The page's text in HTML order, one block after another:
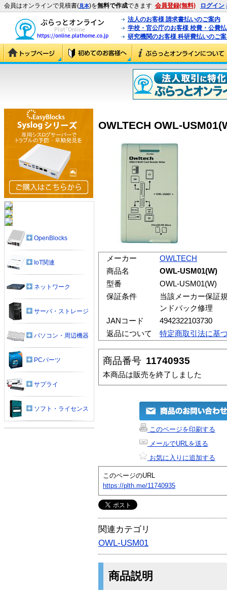
会員はオンラインで見積書(見本)を無料で作成できます 会員登録(無料) ログイン
法人のお客様 請求書払いのご案内
学校・官公庁のお客様 校費・公費
研究機関のお客様 科研費払いのご
OWLTECH OWL-
メーカー
OWLTECH
商品名
OWL-USM01(W)
型番
OWL-USM01(W)
保証条件
当該メーカー保証
ンドバック修理
JANコード
4942322103730
返品について
特定商取引法に基
商品番号 11740935
本商品は販売を終了しました
このページを印刷する
メールでURLを送る
お気に入りに追加する
このページのURL
https://plth.me/11740935
関連カテゴリ
OWL-USM01
商品説明
OpenBlocks
IoT関連
ネットワーク
サーバ・ストレージ
パソコン・周辺機器
PCパーツ
サプライ
ソフト・ライセンス